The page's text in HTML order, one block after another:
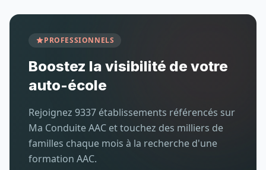
PROFESSIONNELS
Boostez la visibilité de votre
auto-école
Rejoignez 9337 établissements référencés sur
Ma Conduite AAC et touchez des milliers de
familles chaque mois à la recherche d'une
formation AAC.